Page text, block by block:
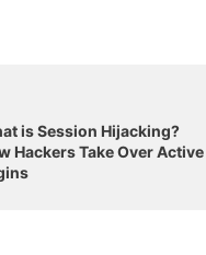
is Session Hijacking?
Hackers Take Over Active